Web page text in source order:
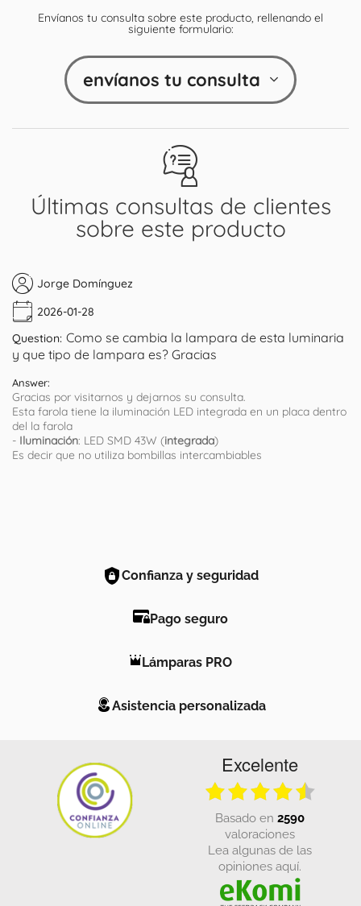
Últimas consultas de clientes
sobre este producto
Jorge Domínguez
2026-01-28
Question: Como se cambia la lampara de esta luminaria
y que tipo de lampara es? Gracias
Answer:
Gracias por visitarnos y dejarnos su consulta.
Esta farola tiene la iluminación LED integrada en un placa dentro
del la farola
- Iluminación: LED SMD 43W (integrada)
Es decir que no utiliza bombillas intercambiables
Envíanos tu consulta sobre este producto, rellenando el
siguiente formulario:
envíanos tu consulta
Confianza y seguridad
Pago seguro
Lámparas PRO
Asistencia personalizada
Excelente
basado en 2590
valoraciones
Lea algunas de las
opiniones aquí.